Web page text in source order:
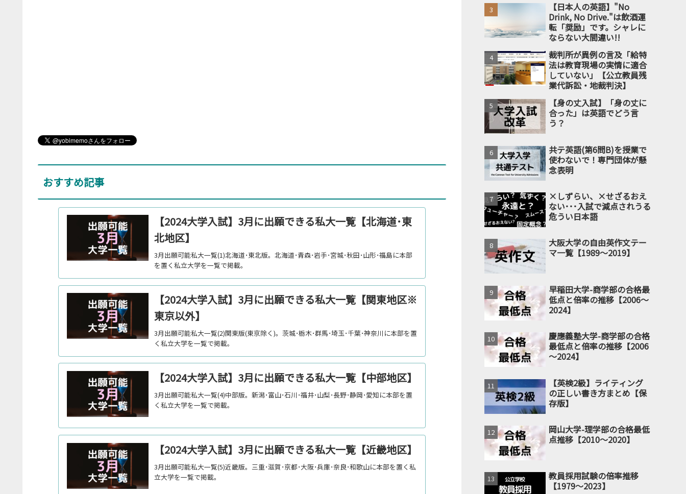
おすすめ記事
【2024大学入試】3月に出願できる私大一覧【北海道･東
北地区】
3月出願可能私大一覧(1)北海道･東北版。北海道･青森･岩手･宮城･秋田･山形･福島に本部
を置く私立大学を一覧で掲載。
【2024大学入試】3月に出願できる私大一覧【関東地区※
東京以外】
3月出願可能私大一覧(2)関東版(東京除く)。茨城･栃木･群馬･埼玉･千葉･神奈川に本部を置
く私立大学を一覧で掲載。
【2024大学入試】3月に出願できる私大一覧【中部地区】
3月出願可能私大一覧(4)中部版。新潟･富山･石川･福井･山梨･長野･静岡･愛知に本部を置
く私立大学を一覧で掲載。
【2024大学入試】3月に出願できる私大一覧【近畿地区】
3月出願可能私大一覧(5)近畿版。三重･滋賀･京都･大阪･兵庫･奈良･和歌山に本部を置く私
立大学を一覧で掲載。
【日本人の英語】"No
Drink, No Drive."は飲酒運
転「奨励」です。シャレに
ならない大間違い!!
裁判所が異例の言及「給特
法は教育現場の実情に適合
していない」【公立教員残
業代訴訟・地裁判決】
【身の丈入試】「身の丈に
合った」は英語でどう言
う？
共テ英語(第6問B)を授業で
使わないで！専門団体が懸
念表明
×しずらい、×せざるおえ
ない･･･入試で減点されうる
危うい日本語
大阪大学の自由英作文テー
マ一覧【1989～2019】
早稲田大学-商学部の合格最
低点と倍率の推移【2006～
2024】
慶應義塾大学-商学部の合格
最低点と倍率の推移【2006
～2024】
【英検2級】ライティング
の正しい書き方まとめ【保
存版】
岡山大学-理学部の合格最低
点推移【2010～2020】
教員採用試験の倍率推移
【1979～2023】